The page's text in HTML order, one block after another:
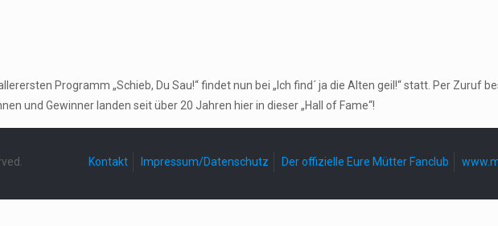
Programm „Schieb, Du Sau!“ findet nun bei „Ich find´ ja die Alten geil!“ statt. Per Zuruf
und Gewinner landen seit über 20 Jahren hier in dieser „Hall of Fame“!
Kontakt Impressum/Datenschutz Der offizielle Eure Mütter Fanclub